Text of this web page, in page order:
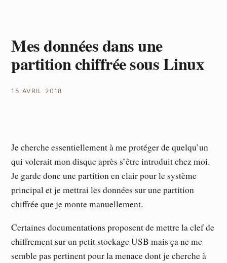
Mes données dans une
partition chiffrée sous Linux
15 AVRIL 2018
Je cherche essentiellement à me protéger de quelqu’un
qui volerait mon disque après s’être introduit chez moi.
Je garde donc une partition en clair pour le système
principal et je mettrai les données sur une partition
chiffrée que je monte manuellement.
Certaines documentations proposent de mettre la clef de
chiffrement sur un petit stockage USB mais ça ne me
semble pas pertinent pour la menace dont je cherche à